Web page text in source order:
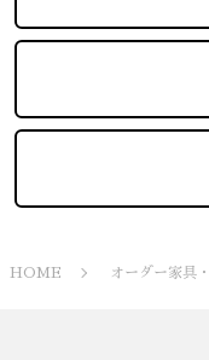
HOME オーダー家具